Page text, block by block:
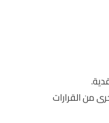
من القرارات